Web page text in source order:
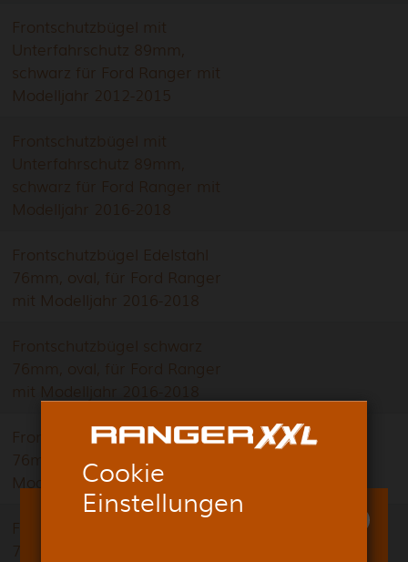
Frontschutzbügel mit
Unterfahrschutz 89mm,
schwarz für Ford Ranger mit
Modelljahr 2012-2015
Frontschutzbügel mit
Unterfahrschutz 89mm,
schwarz für Ford Ranger mit
Modelljahr 2016-2018
Frontschutzbügel Edelstahl
76mm, oval, für Ford Ranger
mit Modelljahr 2016-2018
Frontschutzbügel schwarz
76mm, oval, für Ford Ranger
mit Modelljahr 2016-2018
Frontschutzbügel Edelstahl
76mm, oval, für Ford Ranger ab
Modelljahr 2012
Frontschutzbügel schwarz
76mm, oval, für Ford Ranger ab
Cookie
Einstellungen